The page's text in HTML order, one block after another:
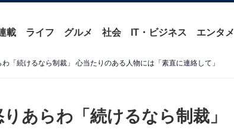
載 ライフ グルメ 社会 IT・ビジネス エンタメ
「続けるなら制裁」 心当たりのある人物には「素直に連絡して」
あらわ「続けるなら制裁」